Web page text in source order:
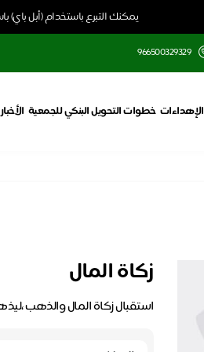
يمكنك التبرع باستخدام (أبل
966500329329
الإهداءات خطوات التحويل البنكي للجمعية الأخبار
زكاة المال
استقبال زكاة المال والذهب